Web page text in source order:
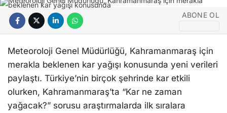
ABONE OL
Meteoroloji Genel Müdürlüğü, Kahramanmaraş için
merakla beklenen kar yağışı konusunda yeni verileri
paylaştı. Türkiye’nin birçok şehrinde kar etkili
olurken, Kahramanmaraş’ta “Kar ne zaman
yağacak?” sorusu araştırmalarda ilk sıralara